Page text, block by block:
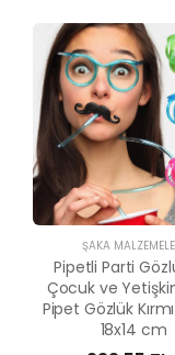
ŞAKA
Pipetli Parti
Çocuk ve Yetişkin
Pipet Gözlük
18x14 cm